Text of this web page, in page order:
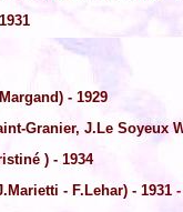
- 1929
Granier, J.Le Soyeux
) - 1934
- F.Lehar) - 1931